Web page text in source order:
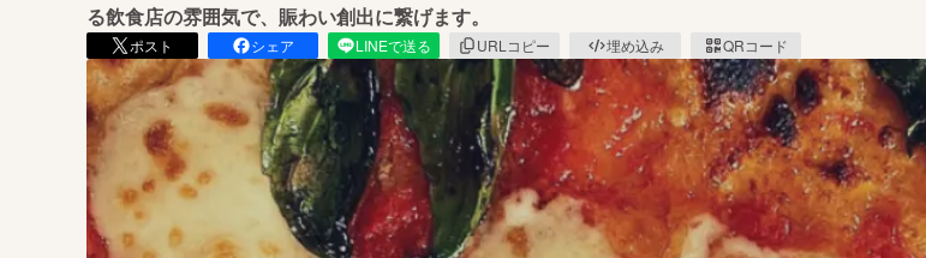
る飲食店の雰囲気で、賑わい創出に繋げます。
ポスト シェア LINEで送る URLコピー 埋め込み QRコード